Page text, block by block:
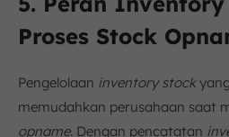
Proses Stock
Pengelolaan inventory stock
memudahkan perusahaan saat
opname. Dengan pencatatan